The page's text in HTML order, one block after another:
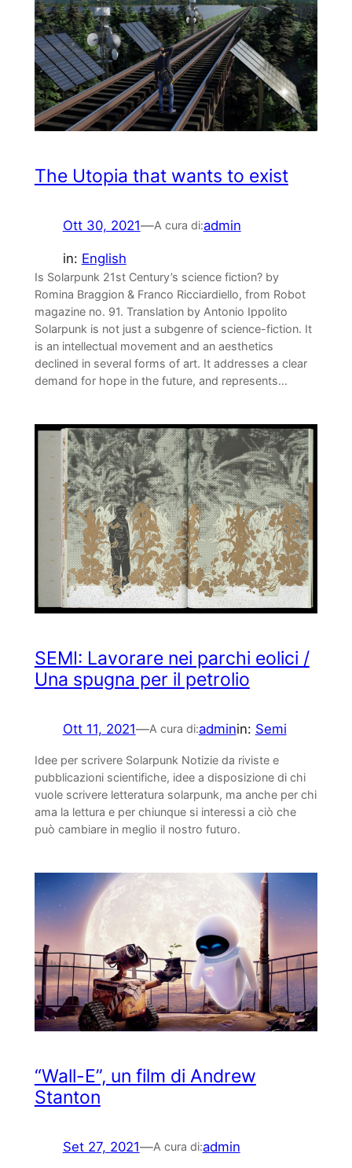
The Utopia that wants to exist
Ott 30, 2021—A cura di:admin
in: English
Is Solarpunk 21st Century’s science fiction? by
Romina Braggion & Franco Ricciardiello, from Robot
magazine no. 91. Translation by Antonio Ippolito
Solarpunk is not just a subgenre of science-fiction. It
is an intellectual movement and an aesthetics
declined in several forms of art. It addresses a clear
demand for hope in the future, and represents…
SEMI: Lavorare nei parchi eolici /
Una spugna per il petrolio
Ott 11, 2021—A cura di:adminin: Semi
Idee per scrivere Solarpunk Notizie da riviste e
pubblicazioni scientifiche, idee a disposizione di chi
vuole scrivere letteratura solarpunk, ma anche per chi
ama la lettura e per chiunque si interessi a ciò che
può cambiare in meglio il nostro futuro.
“Wall-E”, un film di Andrew
Stanton
Set 27, 2021—A cura di:admin